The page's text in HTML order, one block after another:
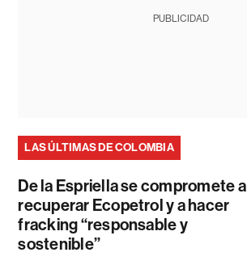
PUBLICIDAD
LAS ÚLTIMAS DE COLOMBIA
De la Espriella se compromete a
recuperar Ecopetrol y a hacer
fracking “responsable y
sostenible”